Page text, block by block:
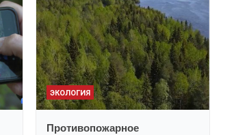
ЭКОЛОГИЯ
Противопожарное